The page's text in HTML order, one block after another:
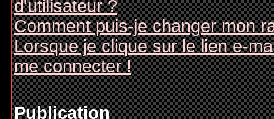
d'utilisateur ?
Comment puis-je changer mon
Lorsque je clique sur le lien e-
me connecter !
Publication